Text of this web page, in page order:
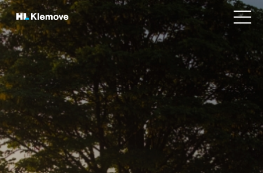
본
문
바
로
가
기
H
L
K
m
o
v
e
v
w
n